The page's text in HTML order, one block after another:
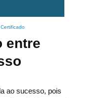
entre
ao sucesso, pois